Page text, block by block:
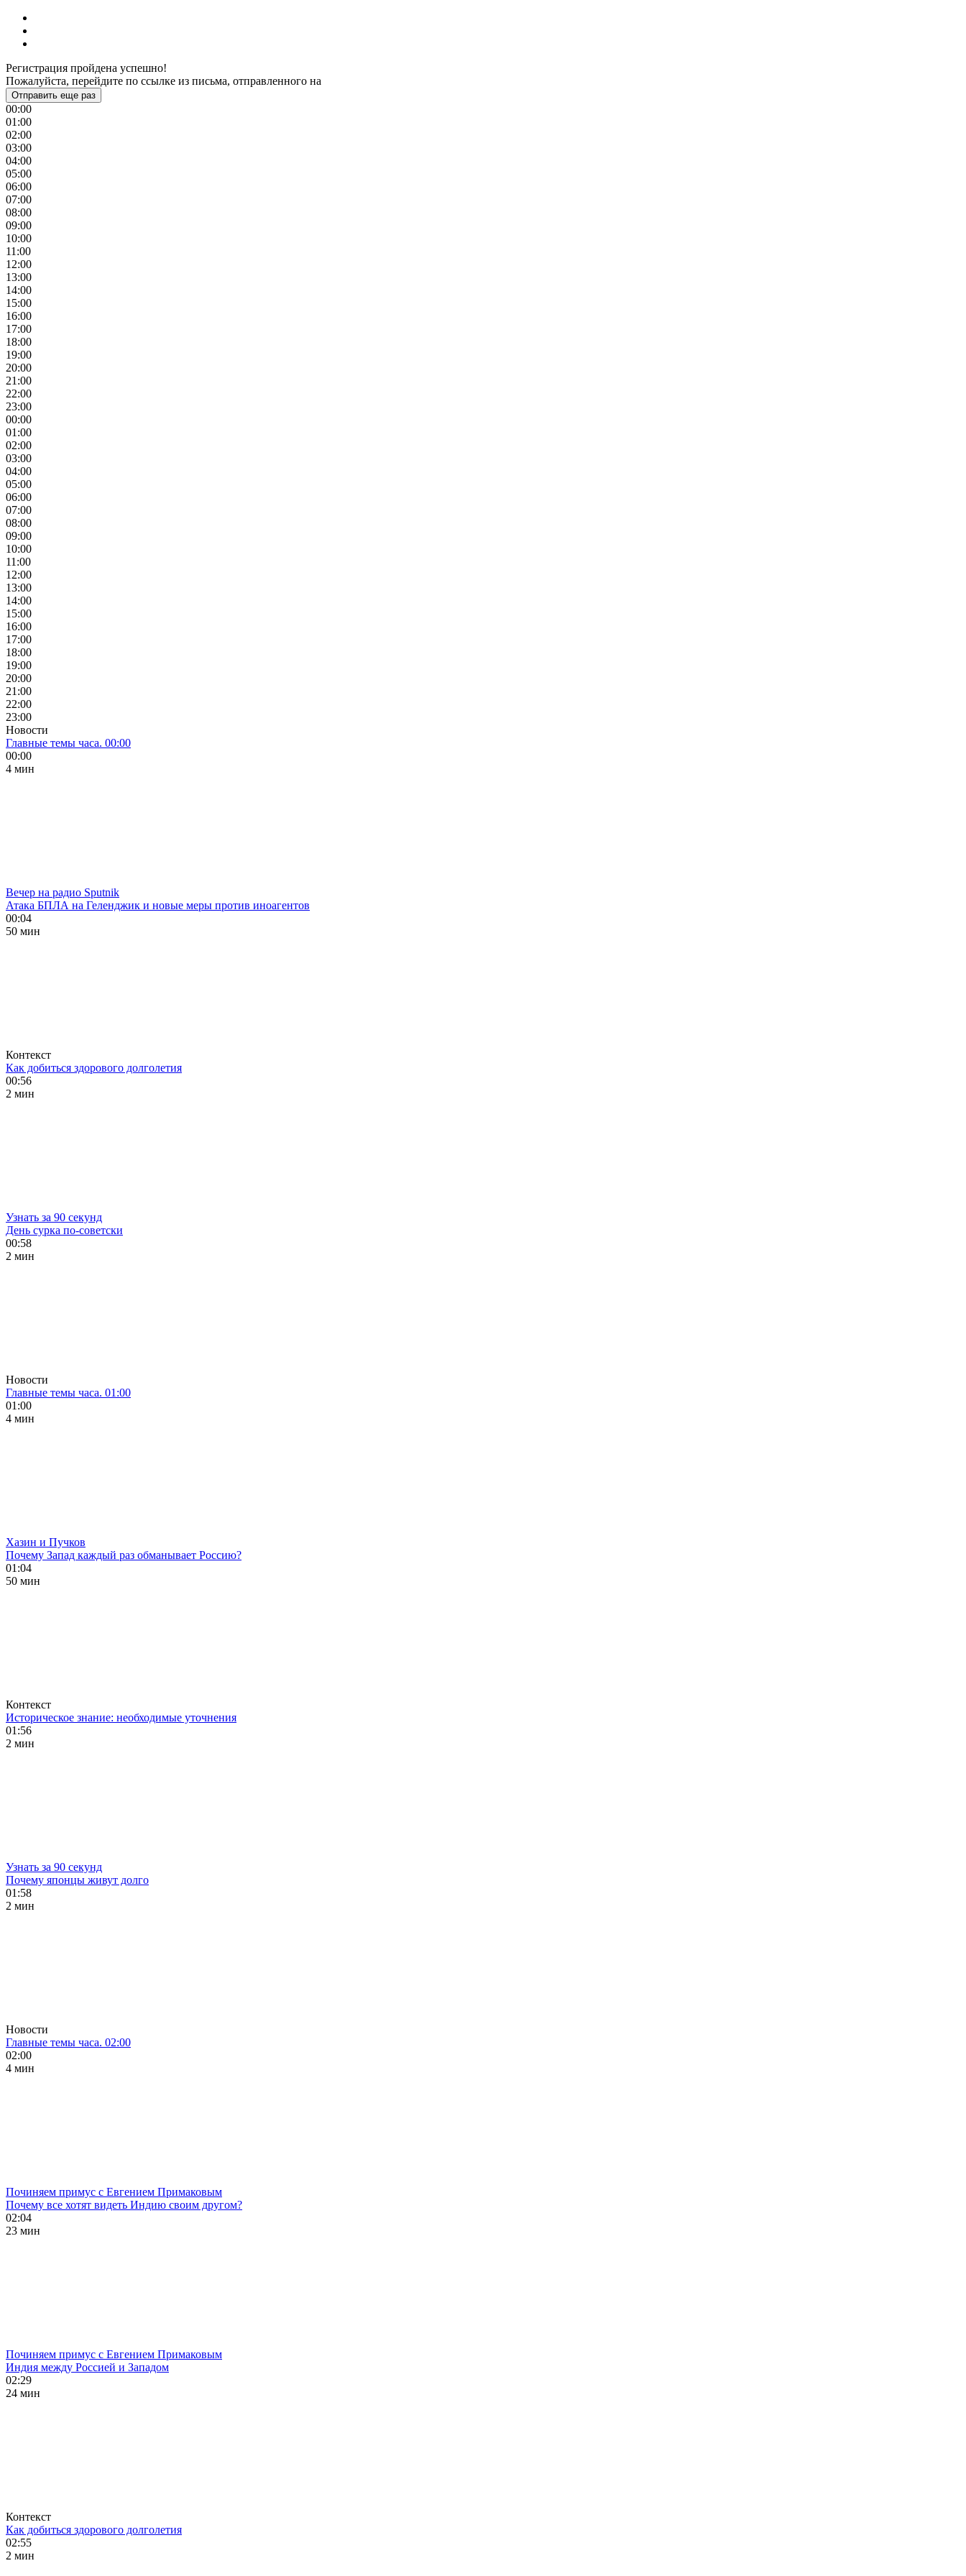
Регистрация пройдена успешно!
Пожалуйста, перейдите по ссылке из письма, отправленного на
Отправить еще раз
00:00
01:00
02:00
03:00
04:00
05:00
06:00
07:00
08:00
09:00
10:00
11:00
12:00
13:00
14:00
15:00
16:00
17:00
18:00
19:00
20:00
21:00
22:00
23:00
00:00
01:00
02:00
03:00
04:00
05:00
06:00
07:00
08:00
09:00
10:00
11:00
12:00
13:00
14:00
15:00
16:00
17:00
18:00
19:00
20:00
21:00
22:00
23:00
Новости
Главные темы часа. 00:00
00:00
4 мин
Вечер на радио Sputnik
Атака БПЛА на Геленджик и новые меры против иноагентов
00:04
50 мин
Контекст
Как добиться здорового долголетия
00:56
2 мин
Узнать за 90 секунд
День сурка по-советски
00:58
2 мин
Новости
Главные темы часа. 01:00
01:00
4 мин
Хазин и Пучков
Почему Запад каждый раз обманывает Россию?
01:04
50 мин
Контекст
Историческое знание: необходимые уточнения
01:56
2 мин
Узнать за 90 секунд
Почему японцы живут долго
01:58
2 мин
Новости
Главные темы часа. 02:00
02:00
4 мин
Починяем примус с Евгением Примаковым
Почему все хотят видеть Индию своим другом?
02:04
23 мин
Починяем примус с Евгением Примаковым
Индия между Россией и Западом
02:29
24 мин
Контекст
Как добиться здорового долголетия
02:55
2 мин